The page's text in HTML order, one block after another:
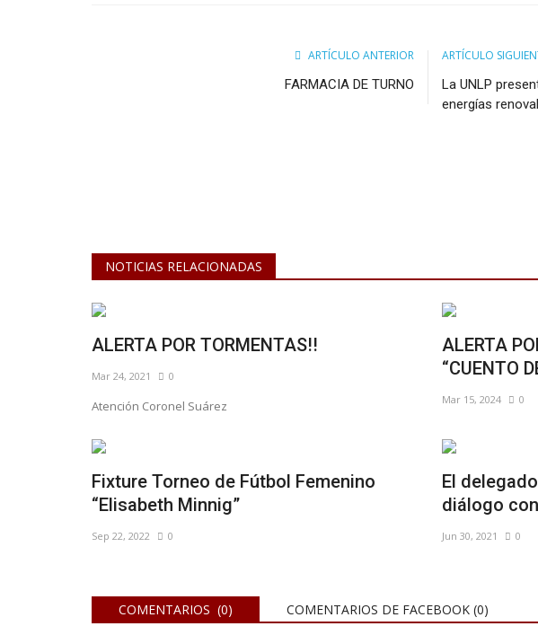
ARTÍCULO ANTERIOR
FARMACIA DE TURNO
ARTÍCULO
La UNLP
energías
NOTICIAS RELACIONADAS
ALERTA POR TORMENTAS!!
Mar 24, 2021 0
Atención Coronel Suárez
ALERTA
“CUENTO
Mar 15, 2024 0
Fixture Torneo de Fútbol Femenino
“Elisabeth Minnig”
Sep 22, 2022 0
El
diálogo
Jun 30, 2021 0
COMENTARIOS (0) COMENTARIOS DE FACEBOOK (0)